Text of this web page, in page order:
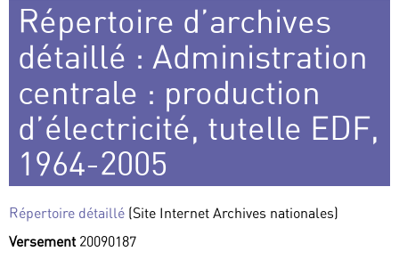
Répertoire d’archives
détaillé : Administration
centrale : production
d’électricité, tutelle EDF,
1964-2005
Répertoire détaillé (Site Internet Archives nationales)
Versement 20090187